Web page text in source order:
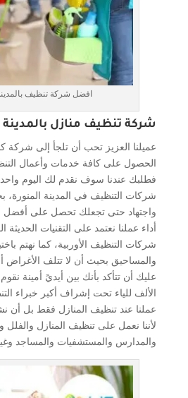
افضل شركة تنظيف
شركة تنظيف منازل بالمدينة
عميلنا العزيز تحب أن تلجأ إلى
الحصول على كافة خدمات وأعمال
فطلبك عندنا سوف نقدم لك اليوم
شركات التنظيف في المدينة المنورة،
واجتهاد حتى تجعلك تحصل على
أداء عملنا نعتمد على التقنيات الحديثة
شركات التنظيف الأوربية، كما نهتم
والمساحيق بحيث أن لا تتلف الأغراض
عليك أن تتأكد بأنك بين أيديً أمينة
الألف للياء تحت إشراف أكبر خبراء
عملنا عند تنظيف المنازل فقط بل أن
لأننا نعمل على تنظيف المنازل والفلل
والمدارس والمستشفيات والمساجد